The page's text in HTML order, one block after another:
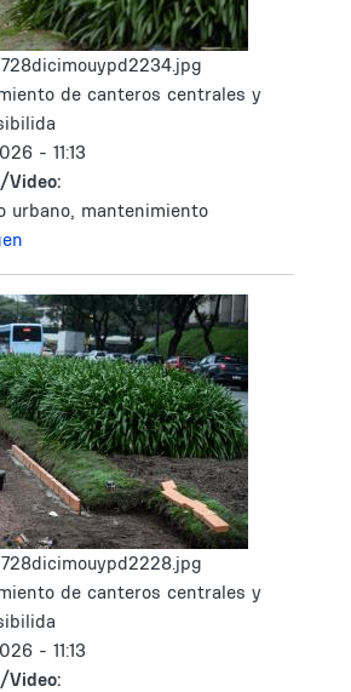
de canteros centrales y
- 11:13
Video:
urbano, mantenimiento
de canteros centrales y
- 11:13
Video: